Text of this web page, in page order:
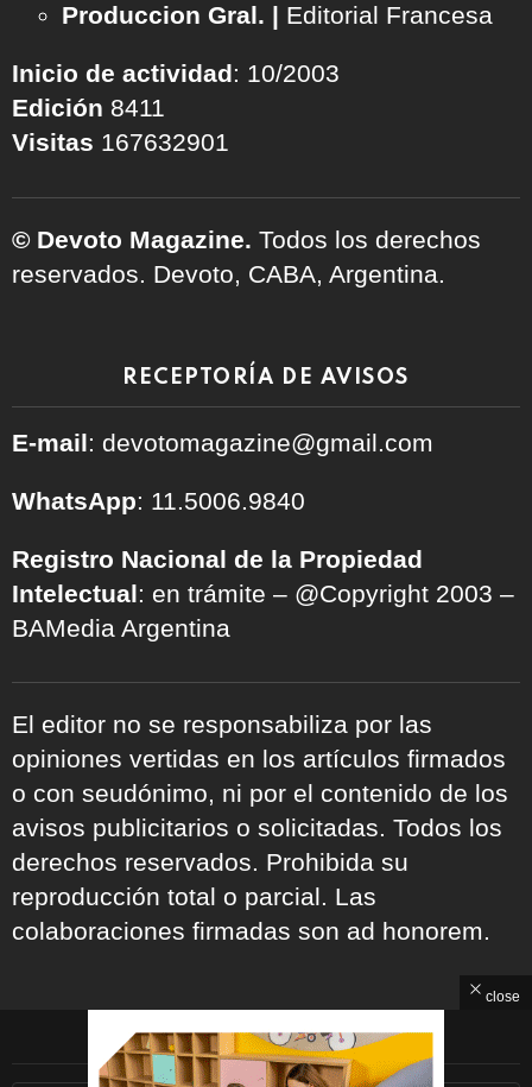
Produccion Gral. | Editorial Francesa
Inicio de actividad: 10/2003
Edición 8411
Visitas 167632901
© Devoto Magazine. Todos los derechos
reservados. Devoto, CABA, Argentina.
RECEPTORÍA DE AVISOS
E-mail: devotomagazine@gmail.com
WhatsApp: 11.5006.9840
Registro Nacional de la Propiedad
Intelectual: en trámite – @Copyright 2003 –
BAMedia Argentina
El editor no se responsabiliza por las
opiniones vertidas en los artículos firmados
o con seudónimo, ni por el contenido de los
avisos publicitarios o solicitadas. Todos los
derechos reservados. Prohibida su
reproducción total o parcial. Las
colaboraciones firmadas son ad honorem.
ARCHIVOS
close